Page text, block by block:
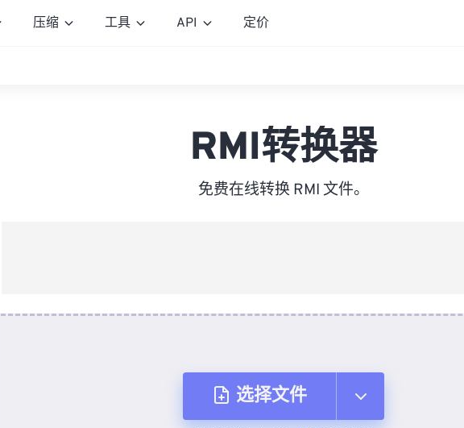
压缩 工具 API 定价
RMI转换器
免费在线转换 RMI 文件。
选择文件